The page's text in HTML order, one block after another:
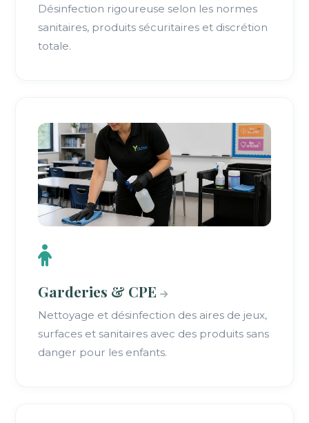
Désinfection rigoureuse selon les normes
sanitaires, produits sécuritaires et discrétion
totale.
Garderies & CPE
Nettoyage et désinfection des aires de jeux,
surfaces et sanitaires avec des produits sans
danger pour les enfants.